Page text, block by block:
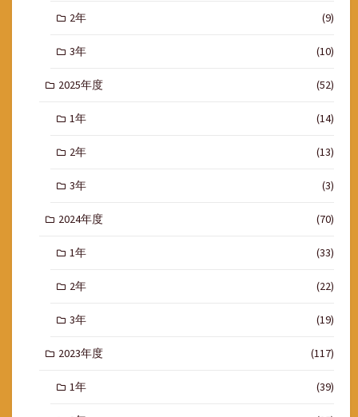
2年 (9)
3年 (10)
2025年度 (52)
1年 (14)
2年 (13)
3年 (3)
2024年度 (70)
1年 (33)
2年 (22)
3年 (19)
2023年度 (117)
1年 (39)